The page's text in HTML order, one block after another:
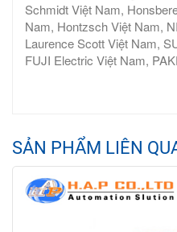
Schmidt Việt Nam,
Nam, Hontzsch Việt Nam,
Laurence Scott Việt Nam,
FUJI Electric Việt Nam,
SẢN PHẨM LIÊN